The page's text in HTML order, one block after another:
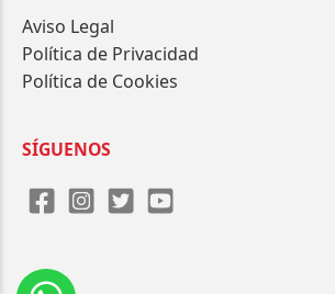
Aviso Legal
Política de Privacidad
Política de Cookies
SÍGUENOS